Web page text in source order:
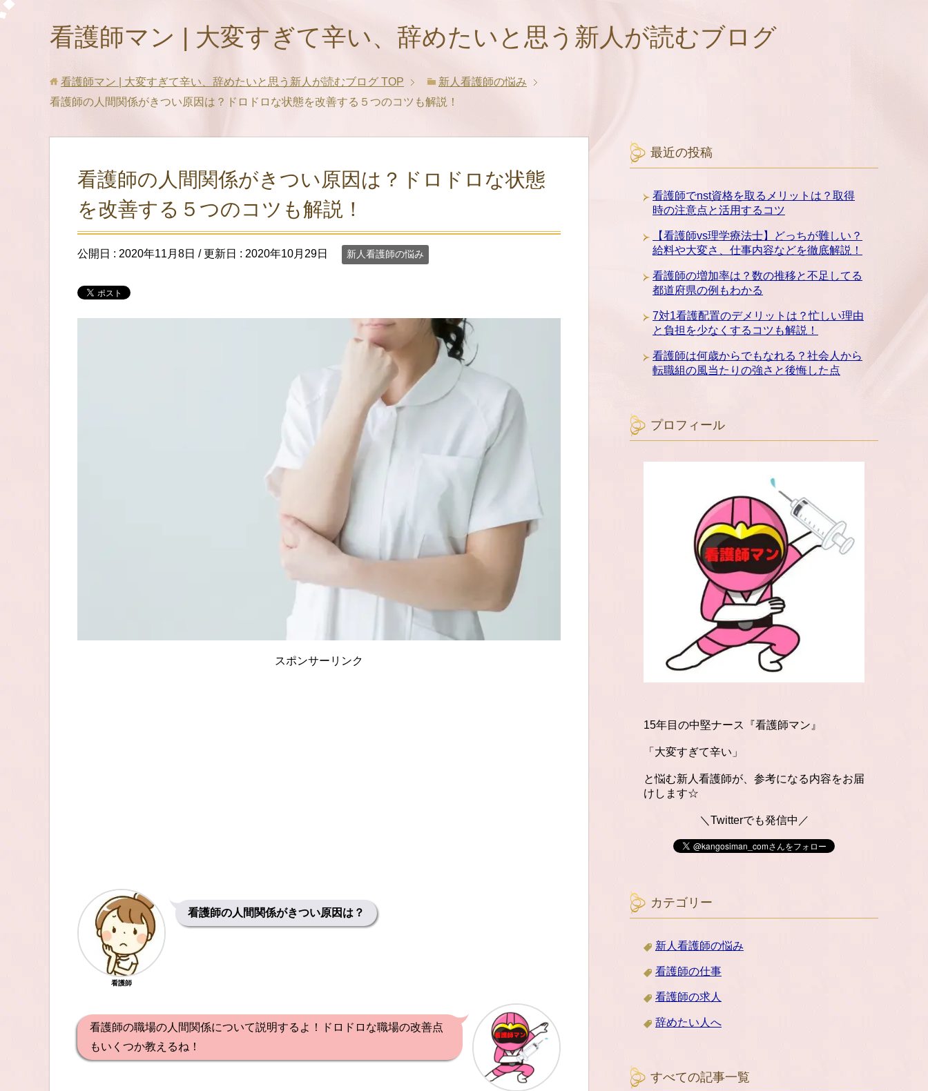
看護師マン | 大変すぎて辛い、辞めたいと思う新人が読むブログ
看護師マン | 大変すぎて辛い、辞めたいと思う新人が読むブログ TOP
新人看護師の悩み
看護師の人間関係がきつい原因は？ドロドロな状態を改善する５つのコツも解説！
看護師の人間関係がきつい原因は？ドロドロな状態
を改善する５つのコツも解説！
公開日 : 2020年11月8日 / 更新日 : 2020年10月29日 新人看護師の悩み
スポンサーリンク
看護師
看護師の人間関係がきつい原因は？
看護師の職場の人間関係について説明するよ！ドロドロな職場の改善点
もいくつか教えるね！
最近の投稿
看護師でnst資格を取るメリットは？取得
時の注意点と活用するコツ
【看護師vs理学療法士】どっちが難しい？
給料や大変さ、仕事内容などを徹底解説！
看護師の増加率は？数の推移と不足してる
都道府県の例もわかる
7対1看護配置のデメリットは？忙しい理由
と負担を少なくするコツも解説！
看護師は何歳からでもなれる？社会人から
転職組の風当たりの強さと後悔した点
プロフィール
15年目の中堅ナース『看護師マン』
「大変すぎて辛い」
と悩む新人看護師が、参考になる内容をお届
けします☆
＼Twitterでも発信中／
カテゴリー
新人看護師の悩み
看護師の仕事
看護師の求人
辞めたい人へ
すべての記事一覧